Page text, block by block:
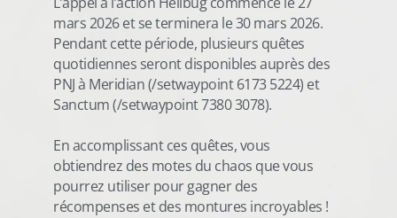
mars 2026 et se terminera le 30 mars 2026.
Pendant cette période, plusieurs quêtes
quotidiennes seront disponibles auprès des
PNJ à Meridian (/setwaypoint 6173 5224) et
Sanctum (/setwaypoint 7380 3078).
En accomplissant ces quêtes, vous
obtiendrez des motes du chaos que vous
pourrez utiliser pour gagner des
récompenses et des montures incroyables !